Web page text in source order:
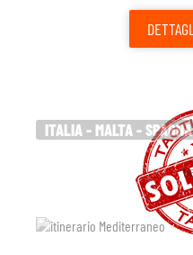
ITALIA - MALTA - SPAGNA